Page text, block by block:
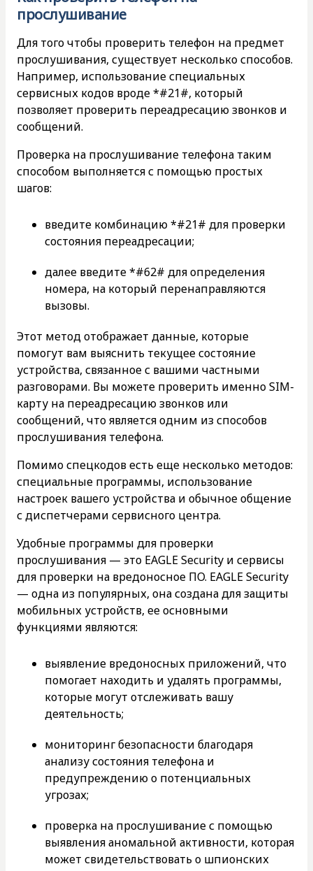
прослушивание
Для того чтобы проверить телефон на предмет
прослушивания, существует несколько способов.
Например, использование специальных
сервисных кодов вроде *#21#, который
позволяет проверить переадресацию звонков и
сообщений.
Проверка на прослушивание телефона таким
способом выполняется с помощью простых
шагов:
введите комбинацию *#21# для проверки
состояния переадресации;
далее введите *#62# для определения
номера, на который перенаправляются
вызовы.
Этот метод отображает данные, которые
помогут вам выяснить текущее состояние
устройства, связанное с вашими частными
разговорами. Вы можете проверить именно SIM-
карту на переадресацию звонков или
сообщений, что является одним из способов
прослушивания телефона.
Помимо спецкодов есть еще несколько методов:
специальные программы, использование
настроек вашего устройства и обычное общение
с диспетчерами сервисного центра.
Удобные программы для проверки
прослушивания — это EAGLE Security и сервисы
для проверки на вредоносное ПО. EAGLE Security
— одна из популярных, она создана для защиты
мобильных устройств, ее основными
функциями являются:
выявление вредоносных приложений, что
помогает находить и удалять программы,
которые могут отслеживать вашу
деятельность;
мониторинг безопасности благодаря
анализу состояния телефона и
предупреждению о потенциальных
угрозах;
проверка на прослушивание с помощью
выявления аномальной активности, которая
может свидетельствовать о шпионских